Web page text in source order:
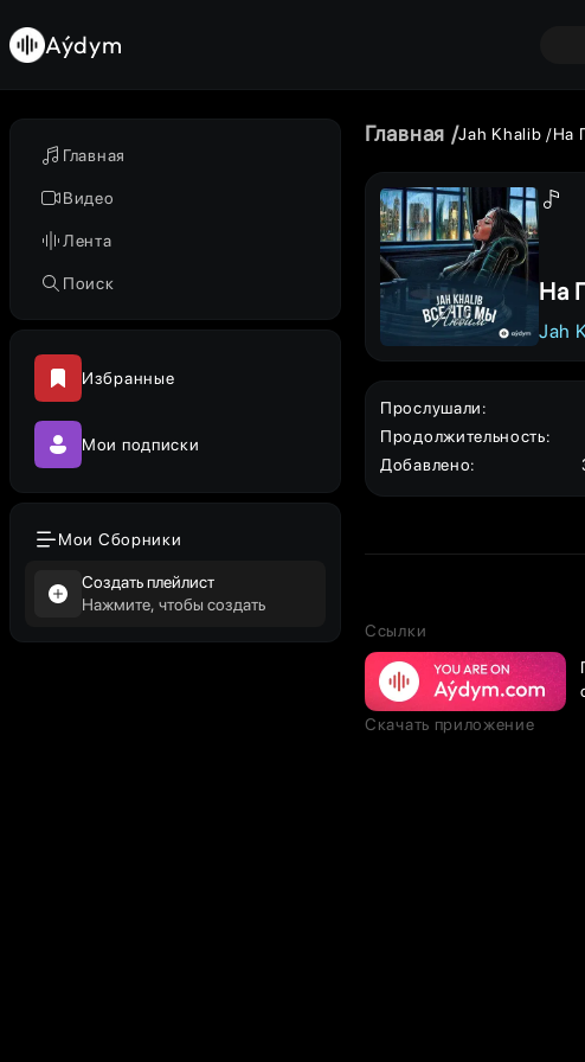
Главная
Видео
Лента
Поиск
Избранные
Мои подписки
Мои Сборники
Создать плейлист
Нажмите, чтобы создать
Aýdym
Главная Jah Khalib На
На
Jah
Прослушали:
Продолжительность:
Добавлено:
Ссылки
Скачать приложение